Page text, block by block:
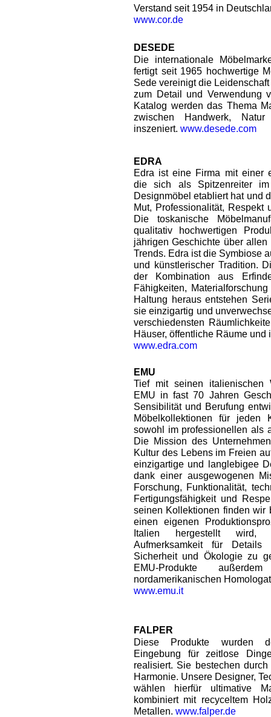
Verstand seit 1954 in
www.cor.de
DESEDE
Die internationale
fertigt seit 1965 hochwertige
Sede vereinigt die
zum Detail und Verwendung
Katalog werden das Thema
zwischen Handwerk,
inszeniert. www.desede.com
EDRA
Edra ist eine Firma mit einer
die sich als Spitzenreiter
Designmöbel etabliert hat und
Mut, Professionalität, Respekt
Die toskanische
qualitativ hochwertigen
jährigen Geschichte über
Trends. Edra ist die Symbiose
und künstlerischer Tradition.
der Kombination aus
Fähigkeiten,
Haltung heraus entstehen
sie einzigartig und
verschiedensten
Häuser, öffentliche Räume und
www.edra.com
EMU
Tief mit seinen italienischen
EMU in fast 70 Jahren
Sensibilität und Berufung
Möbelkollektionen für jeden
sowohl im professionellen als
Die Mission des
Kultur des Lebens im Freien
einzigartige und langlebigee
dank einer ausgewogenen
Forschung, Funktionalität,
Fertigungsfähigkeit und
seinen Kollektionen finden wir
einen eigenen
Italien hergestellt wird,
Aufmerksamkeit für
Sicherheit und Ökologie zu
EMU-Produkte
nordamerikanischen
www.emu.it
FALPER
Diese Produkte wurden
Eingebung für zeitlose
realisiert. Sie bestechen
Harmonie. Unsere Designer,
wählen hierfür ultimative
kombiniert mit recyceltem
Metallen. www.falper.de